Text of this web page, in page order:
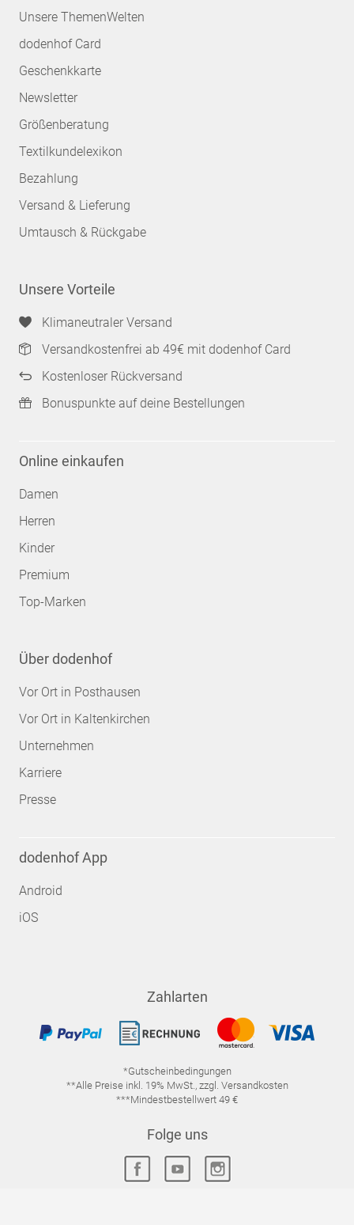
Unsere ThemenWelten
dodenhof Card
Geschenkkarte
Newsletter
Größenberatung
Textilkundelexikon
Bezahlung
Versand & Lieferung
Umtausch & Rückgabe
Unsere Vorteile
Klimaneutraler Versand
Versandkostenfrei ab 49€ mit dodenhof Card
Kostenloser Rückversand
Bonuspunkte auf deine Bestellungen
Online einkaufen
Damen
Herren
Kinder
Premium
Top-Marken
Über dodenhof
Vor Ort in Posthausen
Vor Ort in Kaltenkirchen
Unternehmen
Karriere
Presse
dodenhof App
Android
iOS
Zahlarten
*Gutscheinbedingungen
**Alle Preise inkl. 19% MwSt., zzgl. Versandkosten
***Mindestbestellwert 49 €
Folge uns